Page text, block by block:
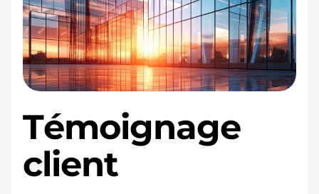
Témoignage
client